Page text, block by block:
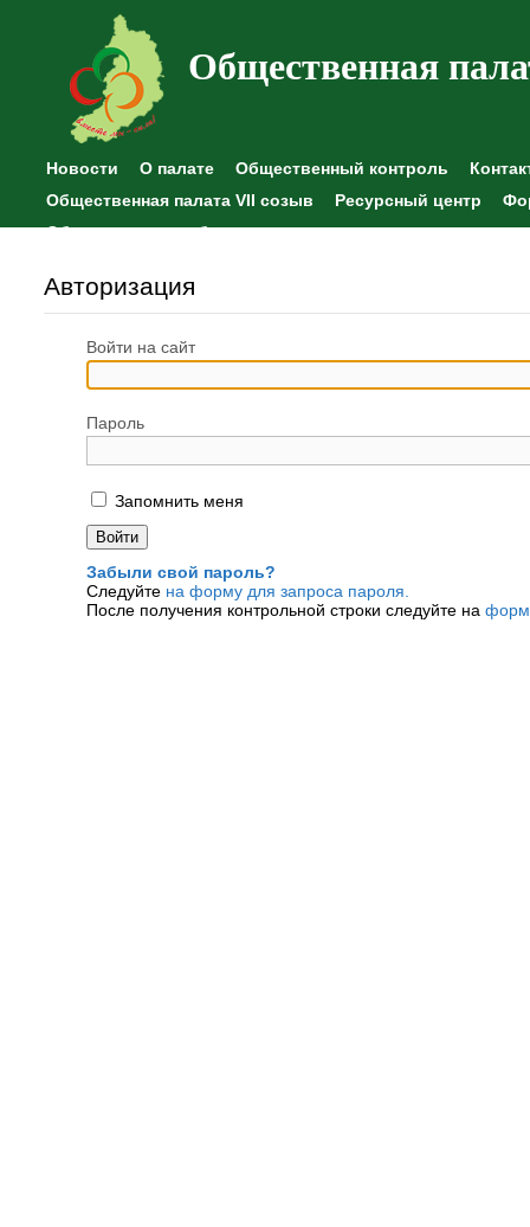
Общественная
Новости О палате Общественный контроль
Общественная палата VII созыв
Ресурсный центр
Общественные наблюдения
Авторизация
Войти на сайт
Пароль
Запомнить меня
Забыли свой пароль?
Следуйте на форму для запроса пароля.
После получения контрольной строки следуйте на